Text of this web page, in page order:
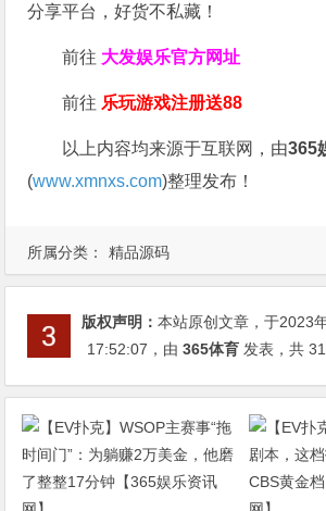
所属分类： 精品源码
分享平台，好货不私藏！
前往 大发娱乐官方网址
前往 乐玩游戏注册送88
以上内容均来源于互联网，由365
(www.xmnxs.com)整理发布！
版权声明：本站原创文章，于2023
17:52:07 ，由365体育 发表，共